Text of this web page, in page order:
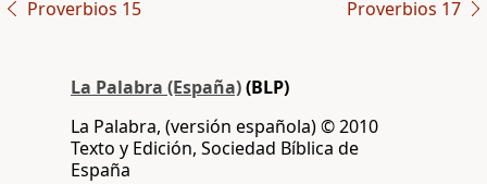
Proverbios 15 Proverbios 17
La Palabra (España)(BLP)
La Palabra, (versión española) © 2010
Texto y Edición, Sociedad Bíblica de
España